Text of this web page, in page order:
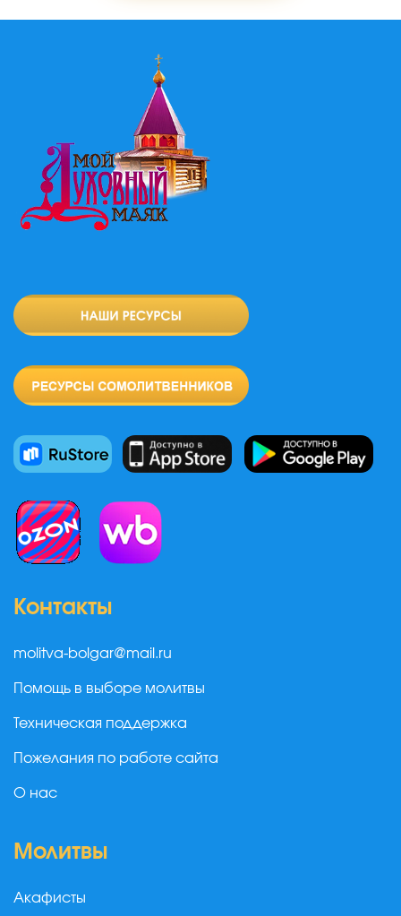
Контакты
molitva-bolgar@mail.ru
Помощь в выборе молитвы
Техническая поддержка
Пожелания по работе сайта
О нас
Молитвы
Акафисты